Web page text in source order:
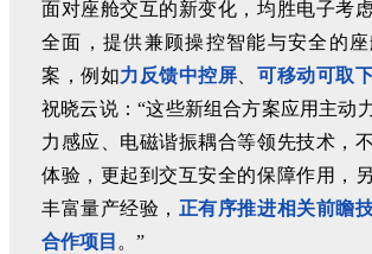
面对座舱交互的新变化，均胜电子考
全面，提供兼顾操控智能与安全的
案，例如力反馈中控屏 、可移动可取
祝晓云说：“这些新组合方案应用主动
力感应、电磁谐振耦合等领先技术，
体验，更起到交互安全的保障作用，
丰富量产经验， 正有序推进相关前瞻
合作项目 。”